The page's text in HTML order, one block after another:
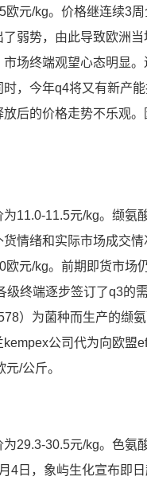
欧元/kg。价格继连续3
弱势，由此导致欧洲
场终端观望心态明显
，今年q4将又有新产
后的价格走势不乐观。
11.0-11.5元/kg。缬
情绪和实际市场成交
欧元/kg。前期即货市
级终端逐步签订了q3的
）为菌种而生产的缬
公司代为向欧盟
/公斤。
29.3-30.5元/kg。色
4日，象屿生化宣布即